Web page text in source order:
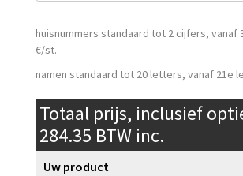
huisnummers standaard tot 2 cijfers, vanaf
€/st.
namen standaard tot 20 letters, vanaf 21e
Totaal prijs, inclusief
284.35 BTW inc.
Uw product